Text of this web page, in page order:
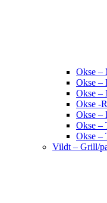
Okse –
Okse –
Okse –
Okse -
Okse –
Okse –
Okse –
Vildt – Grill/